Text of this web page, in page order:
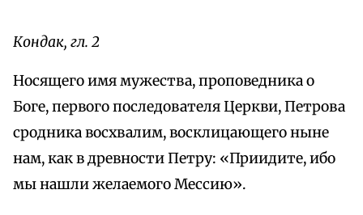
Кондак, гл. 2
Носящего имя мужества, проповедника о
Боге, первого последователя Церкви, Петрова
сродника восхвалим, восклицающего ныне
нам, как в древности Петру: «Приидите, ибо
мы нашли желаемого Мессию».